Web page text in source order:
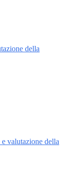
della
valutazione della